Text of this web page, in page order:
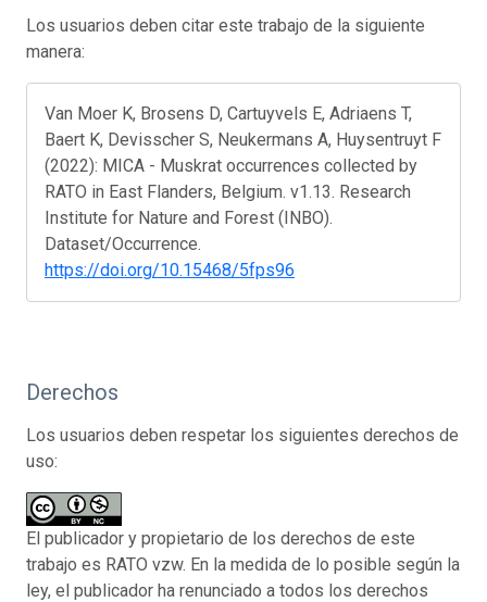
Los usuarios deben citar este trabajo de la siguiente
manera:
Van Moer K, Brosens D, Cartuyvels E, Adriaens T,
Baert K, Devisscher S, Neukermans A, Huysentruyt F
(2022): MICA - Muskrat occurrences collected by
RATO in East Flanders, Belgium. v1.13. Research
Institute for Nature and Forest (INBO).
Dataset/Occurrence.
https://doi.org/10.15468/5fps96
Derechos
Los usuarios deben respetar los siguientes derechos de
uso:
El publicador y propietario de los derechos de este
trabajo es RATO vzw. En la medida de lo posible según la
ley, el publicador ha renunciado a todos los derechos